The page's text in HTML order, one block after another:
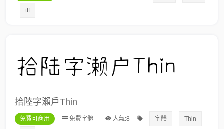
ttf
拾陸字瀨戶Thin
免費可商用 免費字體 人氣:8 字體 Thin